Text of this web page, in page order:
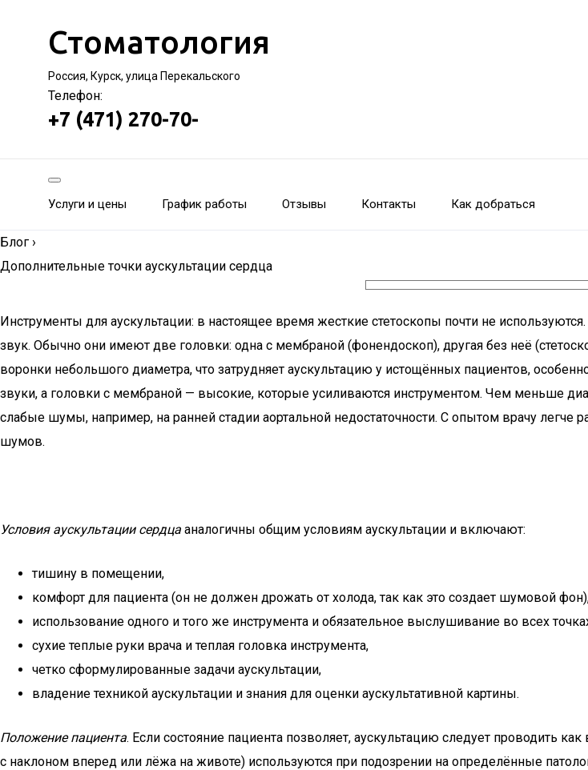
Стоматология
Россия, Курск, улица Перекальского
Телефон:
+7 (471) 270-70-
Услуги и цены График работы Отзывы Контакты Как добраться
Блог ›
Дополнительные точки аускультации сердца
Инструменты для аускультации: в настоящее время жесткие стетоскопы почти не
звук. Обычно они имеют две головки: одна с мембраной (фонендоскоп), другая без неё
воронки небольшого диаметра, что затрудняет аускультацию у истощённых пациентов,
звуки, а головки с мембраной — высокие, которые усиливаются инструментом. Чем меньше
слабые шумы, например, на ранней стадии аортальной недостаточности. С опытом врачу
шумов.
Условия аускультации сердца аналогичны общим условиям аускультации и включают:
тишину в помещении,
комфорт для пациента (он не должен дрожать от холода, так как это создает шумовой
использование одного и того же инструмента и обязательное выслушивание во всех
сухие теплые руки врача и теплая головка инструмента,
четко сформулированные задачи аускультации,
владение техникой аускультации и знания для оценки аускультативной картины.
Положение пациента. Если состояние пациента позволяет, аускультацию следует проводить
с наклоном вперед или лёжа на животе) используются при подозрении на определённые